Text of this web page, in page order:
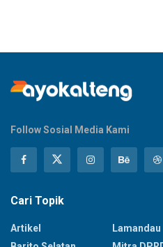
Follow Sosial Media Kami
Cari Topik
Artikel
Lamandau